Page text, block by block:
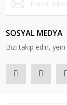
SOSYAL MEDYA
Bizi takip edin,